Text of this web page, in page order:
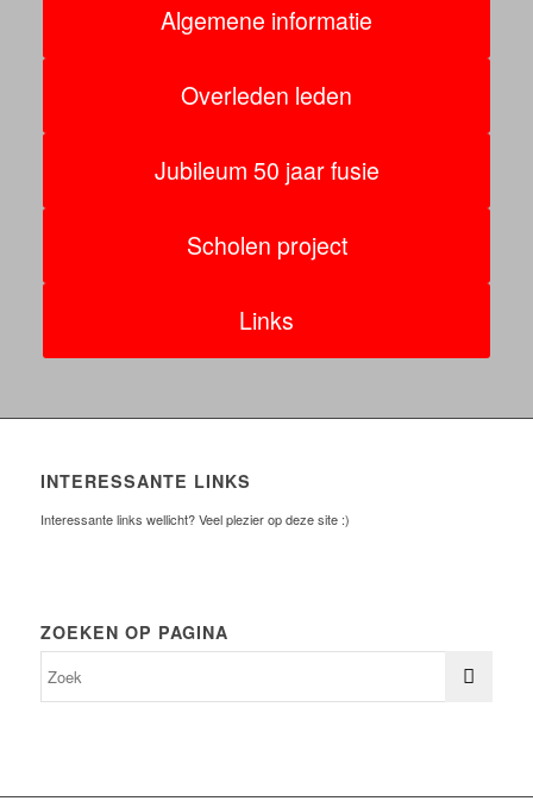
Algemene informatie
Overleden leden
Jubileum 50 jaar fusie
Scholen project
Links
INTERESSANTE LINKS
Interessante links wellicht? Veel plezier op deze site :)
ZOEKEN OP PAGINA